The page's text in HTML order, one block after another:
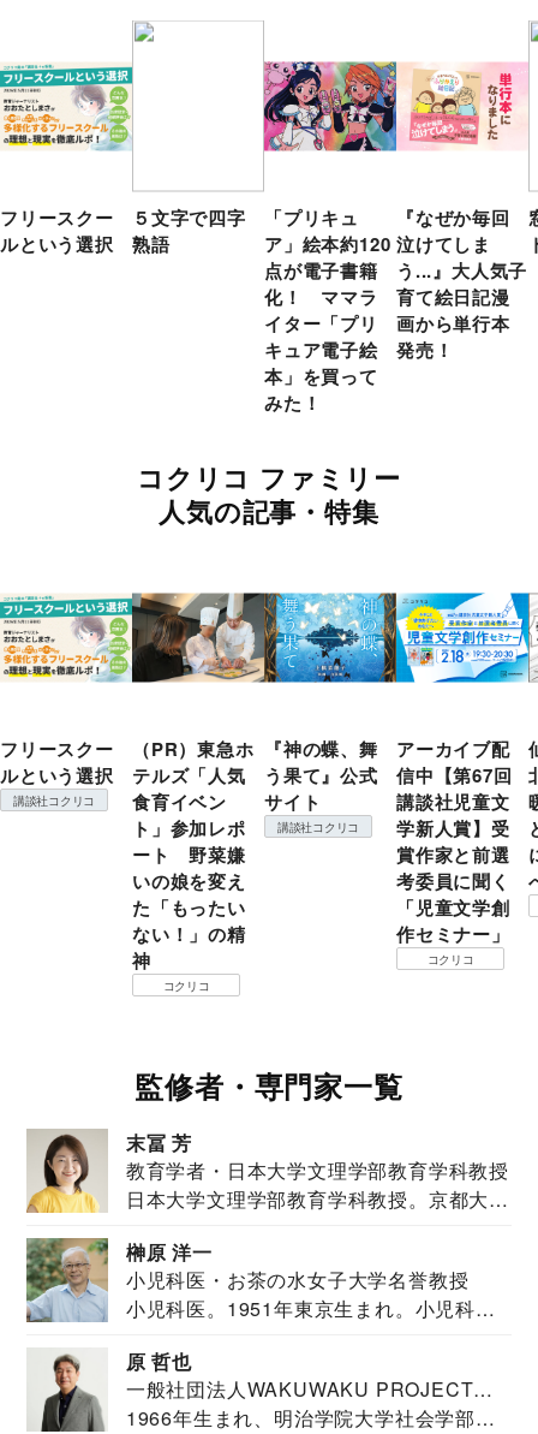
フリースクー
ルという選択
５文字で四字
熟語
「プリキュ
ア」絵本約120
点が電子書籍
化！ ママラ
イター「プリ
キュア電子絵
本」を買って
みた！
『なぜか毎回
泣けてしま
う...』大人気子
育て絵日記漫
画から単行本
発売！
コクリコ ファミリー
人気の記事・特集
フリースクー
ルという選択
講談社コクリコ
（PR）東急ホ
テルズ「人気
食育イベン
ト」参加レポ
ート 野菜嫌
いの娘を変え
た「もったい
ない！」の精
神
コクリコ
『神の蝶、舞
う果て』公式
サイト
講談社コクリコ
アーカイブ配
信中【第67回
講談社児童文
学新人賞】受
賞作家と前選
考委員に聞く
「児童文学創
作セミナー」
コクリコ
監修者・専門家一覧
末冨 芳
教育学者・日本大学文理学部教育学科教授
日本大学文理学部教育学科教授。京都大学
榊原 洋一
小児科医・お茶の水女子大学名誉教授
小児科医。1951年東京生まれ。小児科
原 哲也
一般社団法人WAKUWAKU PROJECT
JAPAN代表・言語聴覚士・社会福祉士
1966年生まれ、明治学院大学社会学部福